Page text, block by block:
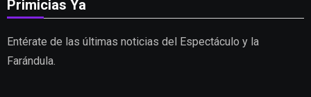
Primicias Ya
Entérate de las últimas noticias del Espectáculo y la
Farándula.